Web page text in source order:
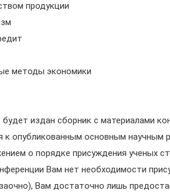
продукции
методы экономики
издан сборник с материалами
к опубликованным основным научным
о порядке присуждения ученых
Вам нет необходимости
Вам достаточно лишь